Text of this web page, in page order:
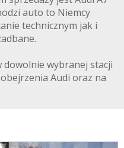
auto to Niemcy
technicznym jak i
wybranej stacji
Audi oraz na